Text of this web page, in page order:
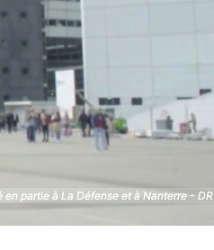
partie à La Défense et à Nanterre - DR
partie à La Défense et à Nanterre - DR